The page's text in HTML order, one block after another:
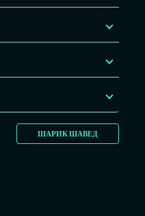
ШАРИК ШАВЕД